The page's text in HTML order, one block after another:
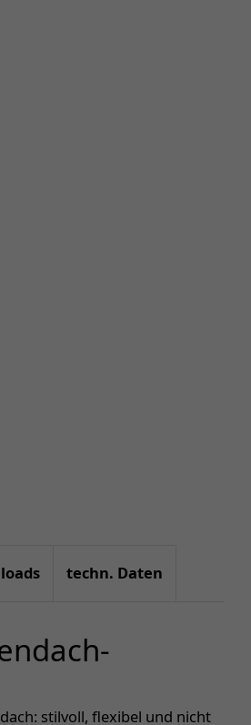
techn. Daten
stilvoll, flexibel und nicht